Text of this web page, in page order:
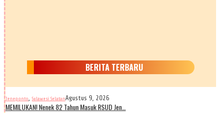
BERITA TERBARU
Jeneponto, Sulawesi SelatanAgustus 9, 2026
MEMILUKAN! Nenek 82 Tahun Masuk RSUD Jen…